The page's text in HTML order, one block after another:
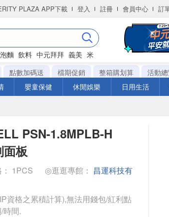
PLAZA APP下載 登入 註冊 會員中心 訂
泡麵 飲料 中元拜拜 義美 米
點數加碼送 檔期促銷 整箱購划算 活動
嬰童保健 休閒娛樂 日用生活
PSN-1.8MPLB-H
面板
1PCS ◎逛逛專館： 昌運科技有
資格之累積計算),無法用錢包/紅利點
時間.